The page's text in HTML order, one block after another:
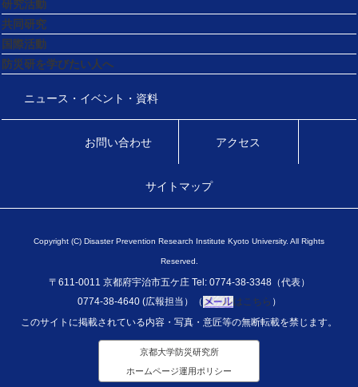
研究活動
共同研究
国際活動
防災研を学びたい人へ
ニュース・イベント・資料
お問い合わせ アクセス
サイトマップ
Copyright (C) Disaster Prevention Research Institute Kyoto University. All Rights
Reserved.
〒611-0011 京都府宇治市五ケ庄 Tel: 0774-38-3348（代表）
0774-38-4640 (広報担当）（
はこちら ）
このサイトに掲載されている内容・写真・意匠等の無断転載を禁じます。
京都大学防災研究所
ホームページ運用ポリシー